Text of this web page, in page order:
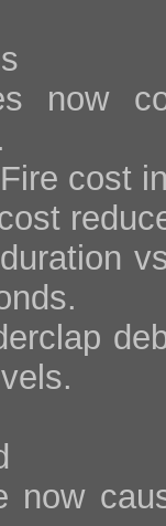
now
cost
now